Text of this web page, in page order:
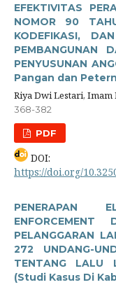
EFEKTIVITAS
NOMOR 90
KODEFIKASI,
PEMBANGUNAN
PENYUSUNAN
Pangan dan
Riya Dwi Lestari, Imam
368-382
PDF
DOI:
https://doi.org/
PENERAPAN
ENFORCEMENT
PELANGGARAN
272 UNDANG-
TENTANG LALU
(Studi Kasus Di